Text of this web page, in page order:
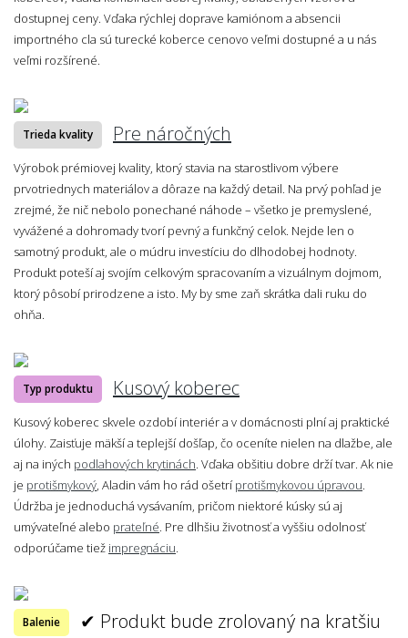
dostupnej ceny. Vďaka rýchlej doprave kamiónom a absencii
importného cla sú turecké koberce cenovo veľmi dostupné a u nás
veľmi rozšírené.
Trieda kvality Pre náročných
Výrobok prémiovej kvality, ktorý stavia na starostlivom výbere
prvotriednych materiálov a dôraze na každý detail. Na prvý pohľad je
zrejmé, že nič nebolo ponechané náhode – všetko je premyslené,
vyvážené a dohromady tvorí pevný a funkčný celok. Nejde len o
samotný produkt, ale o múdru investíciu do dlhodobej hodnoty.
Produkt poteší aj svojím celkovým spracovaním a vizuálnym dojmom,
ktorý pôsobí prirodzene a isto. My by sme zaň skrátka dali ruku do
ohňa.
Typ produktu Kusový koberec
Kusový koberec skvele ozdobí interiér a v domácnosti plní aj praktické
úlohy. Zaisťuje mäkší a teplejší došľap, čo oceníte nielen na dlažbe, ale
aj na iných podlahových krytinách . Vďaka obšitiu dobre drží tvar. Ak nie
je protišmykový , Aladin vám ho rád ošetríprotišmykovou úpravou
Údržba je jednoduchá vysávaním, pričom niektoré kúsky sú aj
umývateľné alebo prateľné . Pre dlhšiu životnosť a vyššiu odolnosť
odporúčame tiež impregnáciu
Balenie
✔ Produkt bude zrolovaný na kratšiu